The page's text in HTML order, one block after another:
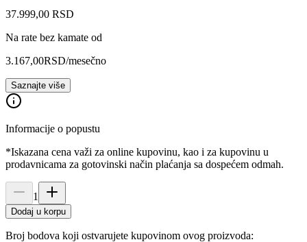
37.999,00 RSD
Na rate bez kamate od
3.167,00RSD/mesečno
Saznajte više
Informacije o popustu
*Iskazana cena važi za online kupovinu, kao i za kupovinu u
prodavnicama za gotovinski način plaćanja sa dospećem odmah.
1
Dodaj u korpu
Broj bodova koji ostvarujete kupovinom ovog proizvoda: